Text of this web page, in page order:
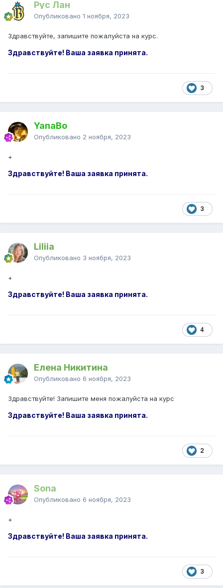
Рус Лан
Опубликовано 1 ноября, 2023
Здравствуйте, запишите пожалуйста на курс.
Здравствуйте! Ваша заявка принята.
3
YanaBo
Опубликовано 2 ноября, 2023
+
Здравствуйте! Ваша заявка принята.
3
Liliia
Опубликовано 3 ноября, 2023
+
Здравствуйте! Ваша заявка принята.
4
Елена Никитина
Опубликовано 6 ноября, 2023
Здравствуйте! Запишите меня пожалуйста на курс
Здравствуйте! Ваша заявка принята.
2
Sona
Опубликовано 6 ноября, 2023
+
Здравствуйте! Ваша заявка принята.
3